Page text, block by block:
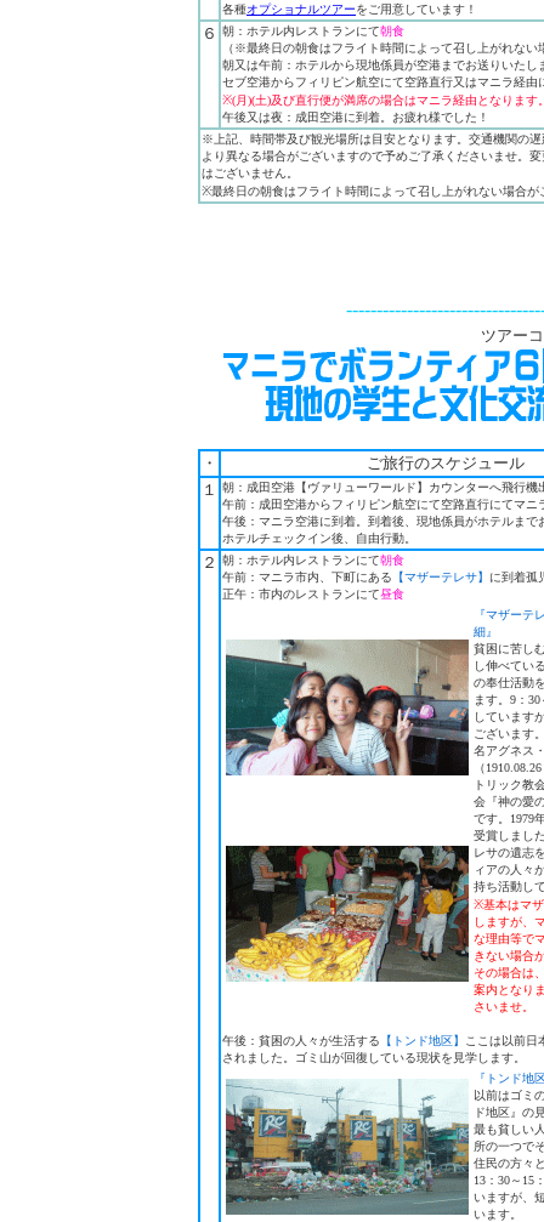
各種オプショナルツアーをご用意しています！
６ 朝：ホテル内レストランにて朝食
（※最終日の朝食はフライト時間によって召し上がれない
朝又は午前：ホテルから現地係員が空港までお送りいたし
セブ空港からフィリピン航空にて空路直行又はマニラ経由
※(月)(土)及び直行便が満席の場合はマニラ経由となります
午後又は夜：成田空港に到着。お疲れ様でした！
※上記、時間帯及び観光場所は目安となります。交通機関の
より異なる場合がございますので予めご了承くださいませ。
はございません。
※最終日の朝食はフライト時間によって召し上がれない場合が
ツアー
・ ご旅行のスケジュール
１
朝：成田空港【ヴァリューワールド】カウンターへ飛行機
午前：成田空港からフィリピン航空にて空路直行にてマニ
午後：マニラ空港に到着。到着後、現地係員がホテルまで
ホテルチェックイン後、自由行動
２ 朝：ホテル内レストランにて朝食
午前：マニラ市内、下町にある 【マザーテレサ】 に到着孤
正午：市内のレストランにて昼食
『マザーテ
細』
貧困に苦し
し伸べてい
の奉仕活動
ます。9：
しています
ございます
名アグネス
（
トリック教
会『神の愛
です。1979
受賞しまし
レサの遺志
ィアの人々
持ち活動し
※基本はマ
しますが、
な理由等で
きない場合
その場合は
案内となり
さいませ。
午後：貧困の人々が生活する 【トンド地区】
ここは以前日
されました。ゴミ山が回復している現状を見学します。
『トンド地
以前はゴミ
ド地区』の
最も貧しい
所の一つで
住民の方々
13：30～15
いますが、
います。